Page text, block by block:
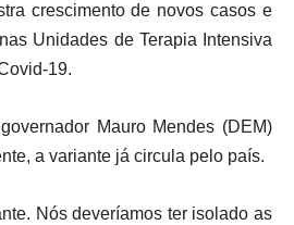
crescimento de novos casos e
Unidades de Terapia Intensiva
19.
Mauro Mendes (DEM)
a variante já circula pelo país.
Nós deveríamos ter isolado as